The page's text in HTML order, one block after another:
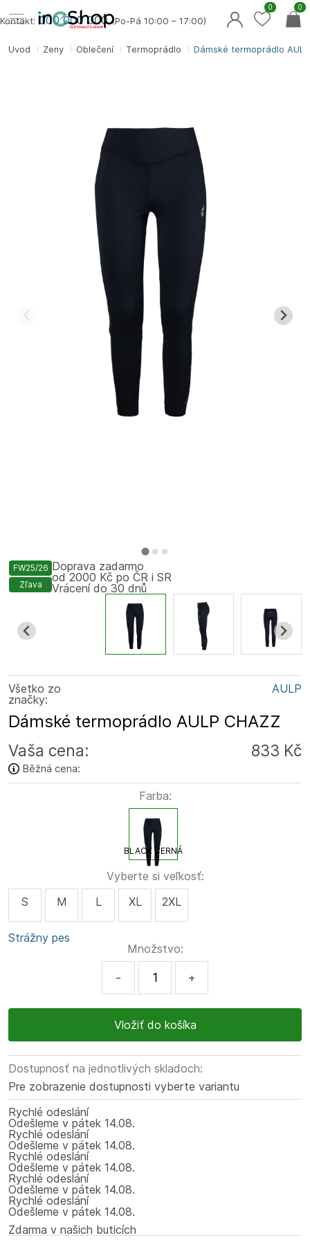
Úvod Ženy Oblečení Termoprádlo Dámské termoprádlo
FW25/26
Zľava
Všetko zo
značky:
AULP
Dámské termoprádlo AULP CHAZZ
Vaša cena: 833 Kč
Běžná cena:
Farba:
BLACK ČERNÁ
Vyberte si veľkosť:
S
M L XL 2XL
Strážny pes
Množstvo:
- +
Dostupnosť na jednotlivých skladoch:
Pre zobrazenie dostupnosti vyberte variantu
Rychlé odeslání
Odešleme v pátek 14.08.
Rychlé odeslání
Odešleme v pátek 14.08.
Rychlé odeslání
Odešleme v pátek 14.08.
Rychlé odeslání
Odešleme v pátek 14.08.
Rychlé odeslání
Odešleme v pátek 14.08.
Doprava zadarmo
od 2000 Kč po ČR i SR
Vrácení do 30 dnů
Zdarma v našich buticích
Kontakt: 000 000 000(Po-Pá 10:00 – 17:00)
0
0